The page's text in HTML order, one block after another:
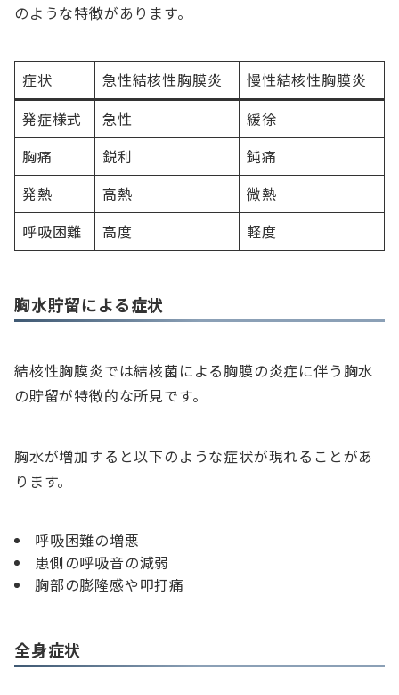
のような特徴があります。
症状 急性結核性胸膜炎
慢性結核性胸膜炎
発症様式
急性
緩徐
胸痛
鋭利
鈍痛
発熱
高熱
微熱
呼吸困難
高度 軽度
胸水貯留による症状
結核性胸膜炎では結核菌による胸膜の炎症に伴う胸水
の貯留が特徴的な所見です。
胸水が増加すると以下のような症状が現れることがあ
ります。
呼吸困難の増悪
患側の呼吸音の減弱
胸部の膨隆感や叩打痛
全身症状